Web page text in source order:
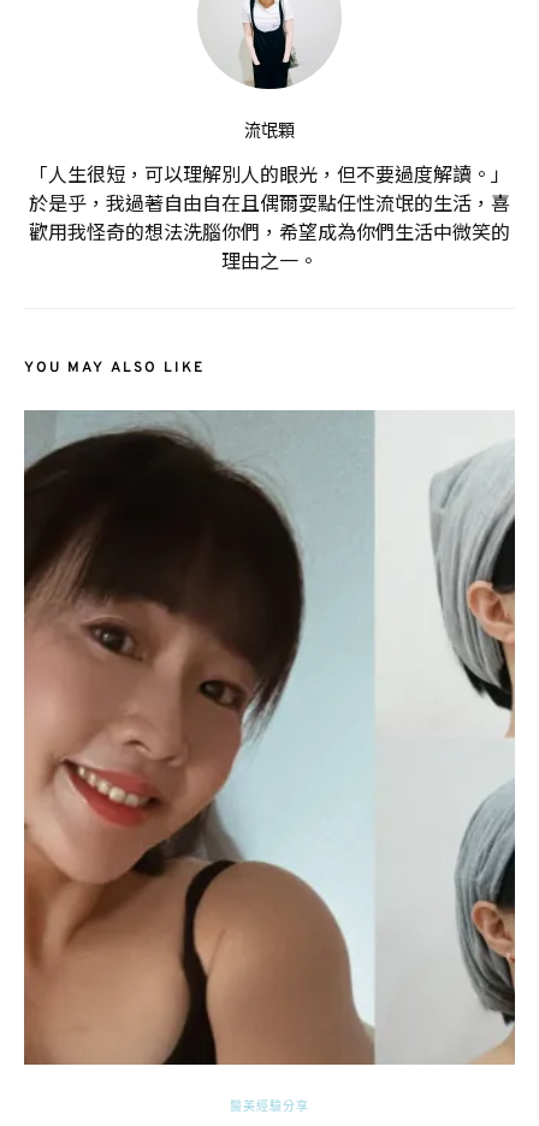
流氓顆
「人生很短，可以理解別人的眼光，但不要過度解讀。」
於是乎，我過著自由自在且偶爾耍點任性流氓的生活，喜
歡用我怪奇的想法洗腦你們，希望成為你們生活中微笑的
理由之一。
YOU MAY ALSO LIKE
醫美經驗分享